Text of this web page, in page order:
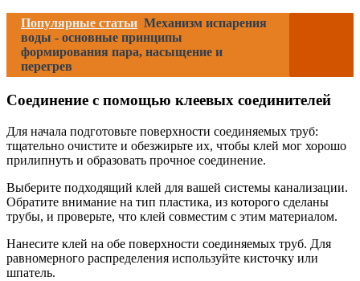
Популярные статьи Механизм испарения
воды - основные принципы
формирования пара, насыщение и
перегрев
Соединение с помощью клеевых соединителей
Для начала подготовьте поверхности соединяемых труб:
тщательно очистите и обезжирьте их, чтобы клей мог хорошо
прилипнуть и образовать прочное соединение.
Выберите подходящий клей для вашей системы канализации.
Обратите внимание на тип пластика, из которого сделаны
трубы, и проверьте, что клей совместим с этим материалом.
Нанесите клей на обе поверхности соединяемых труб. Для
равномерного распределения используйте кисточку или
шпатель.